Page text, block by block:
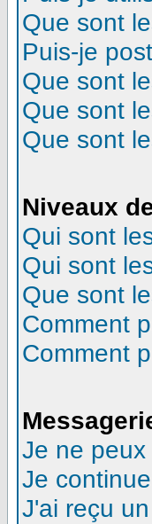
Que sont
Puis-je
Que sont
Que sont
Que sont
Niveaux
Qui sont
Qui sont
Que sont
Comment
Comment
Je ne
Je
J'ai reçu